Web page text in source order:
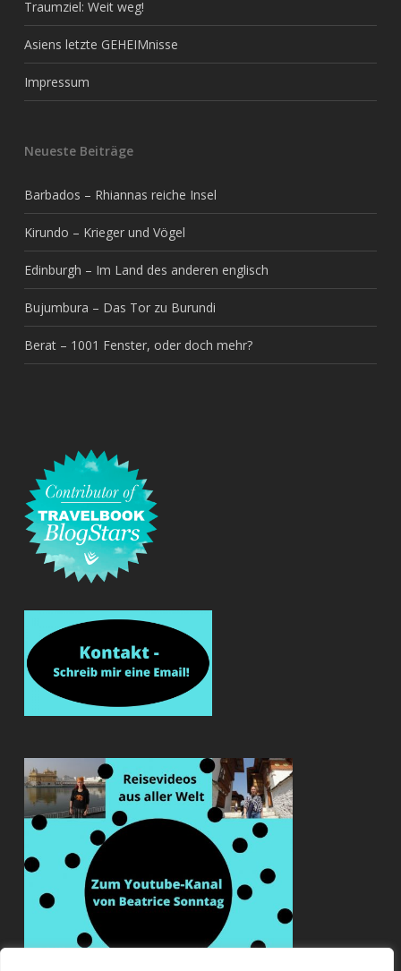
Traumziel: Weit weg!
Asiens letzte GEHEIMnisse
Impressum
Neueste Beiträge
Barbados – Rhiannas reiche Insel
Kirundo – Krieger und Vögel
Edinburgh – Im Land des anderen englisch
Bujumbura – Das Tor zu Burundi
Berat – 1001 Fenster, oder doch mehr?